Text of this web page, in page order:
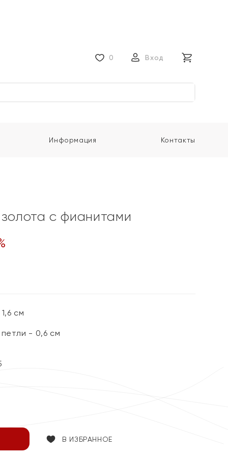
0 Вход
Информация Контакты
с фианитами
см
- 0,6 см
В ИЗБРАННОЕ